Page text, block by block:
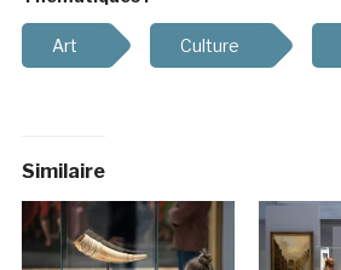
Art Culture
Similaire